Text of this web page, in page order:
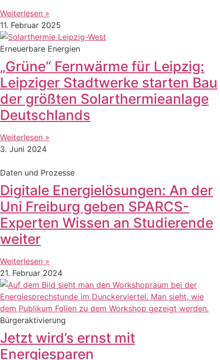
Weiterlesen »
11. Februar 2025
Erneuerbare Energien
„Grüne“ Fernwärme für Leipzig:
Leipziger Stadtwerke starten Bau
der größten Solarthermieanlage
Deutschlands
Weiterlesen »
3. Juni 2024
Daten und Prozesse
Digitale Energielösungen: An der
Uni Freiburg geben SPARCS-
Experten Wissen an Studierende
weiter
Weiterlesen »
21. Februar 2024
Bürgeraktivierung
Jetzt wird’s ernst mit
Energiesparen